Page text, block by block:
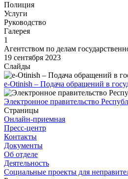
Полиция
Услуги
Руководство
Галерея
1
Агентством по делам
19 сентября 2023
Слайды
e-Otinish – Подача обращений в
Электронное правительство
Страницы
Онлайн-приемная
Пресс-центр
Контакты
Документы
Об отделе
Деятельность
Социальные проекты для